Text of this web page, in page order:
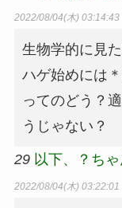
2022/08/04(木) 03:14:43
生物学的に見
ハゲ始めには
ってのどう？
うじゃない？
29 以下、？ち
2022/08/04(木) 03:22:01